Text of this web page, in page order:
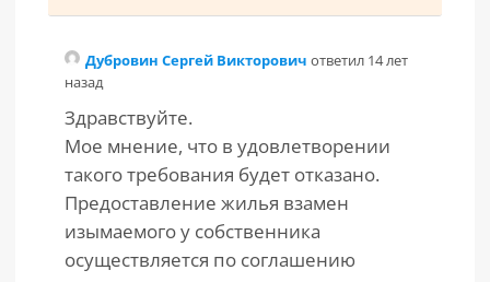
Дубровин Сергей Викторович ответил 14 лет
назад
Здравствуйте.
Мое мнение, что в удовлетворении
такого требования будет отказано.
Предоставление жилья взамен
изымаемого у собственника
осуществляется по соглашению